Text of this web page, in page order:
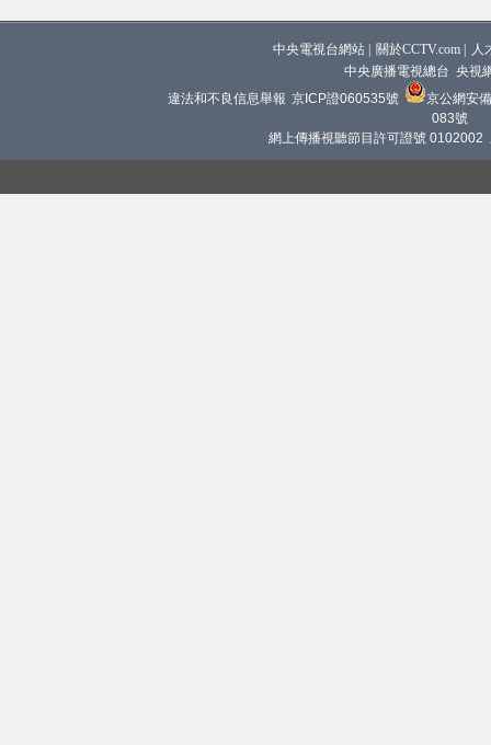
中央電視台網站 關於CCTV.com
人
中央廣播電視總台 央視
違法和不良信息舉報 京ICP證060535號
京公網安
083號
網上傳播視聽節目許可證號 0102002